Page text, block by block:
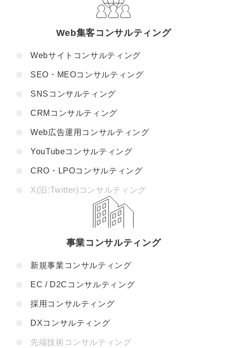
Web集客コンサルティング
Webサイトコンサルティング
SEO・MEOコンサルティング
SNSコンサルティング
CRMコンサルティング
Web広告運用コンサルティング
YouTubeコンサルティング
CRO・LPOコンサルティング
X(旧:Twitter)コンサルティング
事業コンサルティング
新規事業コンサルティング
EC / D2Cコンサルティング
採用コンサルティング
DXコンサルティング
先端技術コンサルティング